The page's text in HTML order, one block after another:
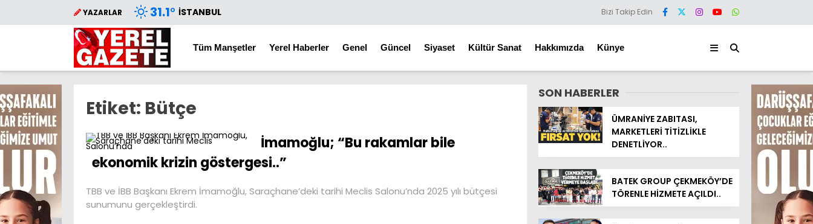
YAZARLAR 31.1° İSTANBUL Bizi Takip Edin
Tüm Manşetler Yerel Haberler Genel Güncel Siyaset Kültür Sanat Hakkımızda Künye
Etiket: Bütçe
İmamoğlu; “Bu rakamlar bile
ekonomik krizin göstergesi..”
TBB ve İBB Başkanı Ekrem İmamoğlu, Saraçhane’deki tarihi Meclis Salonu’nda 2025 yılı bütçesi
sunumunu gerçekleştirdi.
SON HABERLER
ÜMRANİYE ZABITASI,
MARKETLERİ TİTİZLİKLE
DENETLİYOR..
BATEK GROUP ÇEKMEKÖY’DE
TÖRENLE HİZMETE AÇILDI..